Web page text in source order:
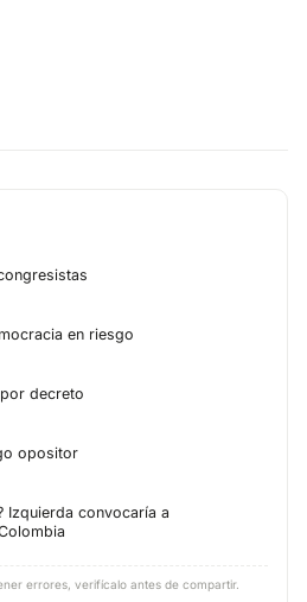
en riesgo
decreto
opositor
Izquierda convocaría a
errores, verifícalo antes de compartir.